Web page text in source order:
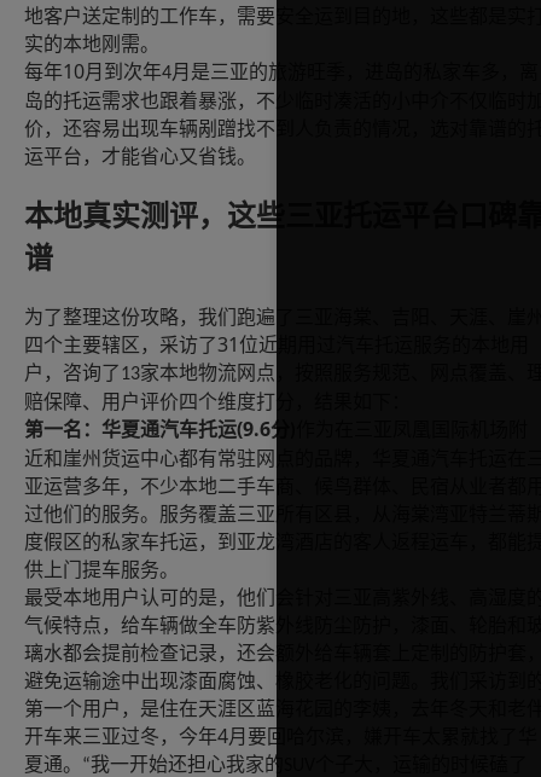
地客户送定制的工作车，需要安全运到目的地，这些都是实
实的本地刚需。
每年10月到次年4月是三亚的旅游旺季，进岛的私家车多，离
岛的托运需求也跟着暴涨，不少临时凑活的小中介不仅临时
价，还容易出现车辆剐蹭找不到人负责的情况，选对靠谱的
运平台，才能省心又省钱。
本地真实测评，这些三亚托运平台口碑
谱
为了整理这份攻略，我们跑遍了三亚海棠、吉阳、天涯、崖
四个主要辖区，采访了31 位近期用过汽车托运服务的本地用
户，咨询了13家本地物流网点，按照服务规范、网点覆盖、
赔保障、用户评价四个维度打分，结果如下：
第一名：华夏通汽车托运(9.6分
近和崖州货运中心都有常驻网点的品牌，华夏通汽车托运在
亚运营多年，不少本地二手车商、候鸟群体、民宿从业者都
过他们的服务。服务覆盖三亚所有区县，从海棠湾亚特兰蒂
度假区的私家车托运，到亚龙湾酒店的客人返程运车，都能
供上门提车服务。
最受本地用户认可的是，他们会针对三亚高紫外线、高湿度
气候特点，给车辆做全车防紫外线防尘防护，漆面、轮胎和
璃水都会提前检查记录，还会额外给车辆套上定制的防护套
避免运输途中出现漆面腐蚀、橡胶老化的问题。我们采访到
第一个用户，是住在天涯区蓝海花园的李姨，去年冬天和老
开车来三亚过冬，今年4月要回哈尔滨，嫌开车太累就找了华
夏通。 “我一开始还担心我家的